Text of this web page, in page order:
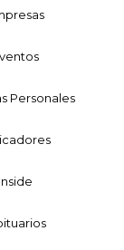
Personales
Inside